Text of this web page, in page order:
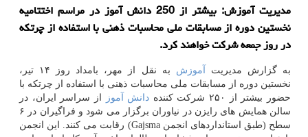
مدیریت آموزش: بیشتر از 250 دانش آموز در مراسم اختتامیه
نخستین دوره از مسابقات ملی محاسبات ذهنی با استفاده از چرتكه
در روز جمعه شركت خواهند كرد.
به گزارش مدیریت آموزش
به نقل از مهر، بامداد روز ۱۴ تیر،
نخستین دوره از مسابقات ملی محاسبات ذهنی با استفاده از چرتكه با
حضور بیشتر از ۲۵۰ شركت كننده
دانش آموز
از سراسر ایران، در
سالن همایش های رایزن در نیاوران برگزار می شود و فراگیران در ۶
سطح (طبق استانداردهای انجمن Gajsma) رقابت می كنند. این انجمن